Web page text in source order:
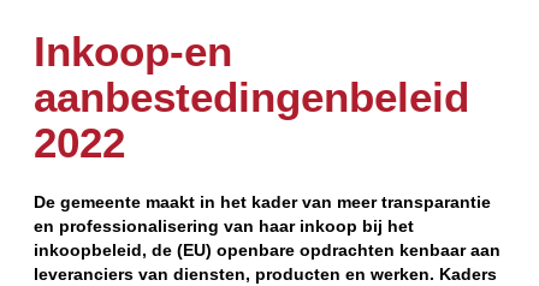
Inkoop-en
aanbestedingenbeleid
2022
De gemeente maakt in het kader van meer transparantie
en professionalisering van haar inkoop bij het
inkoopbeleid, de (EU) openbare opdrachten kenbaar aan
leveranciers van diensten, producten en werken. Kaders